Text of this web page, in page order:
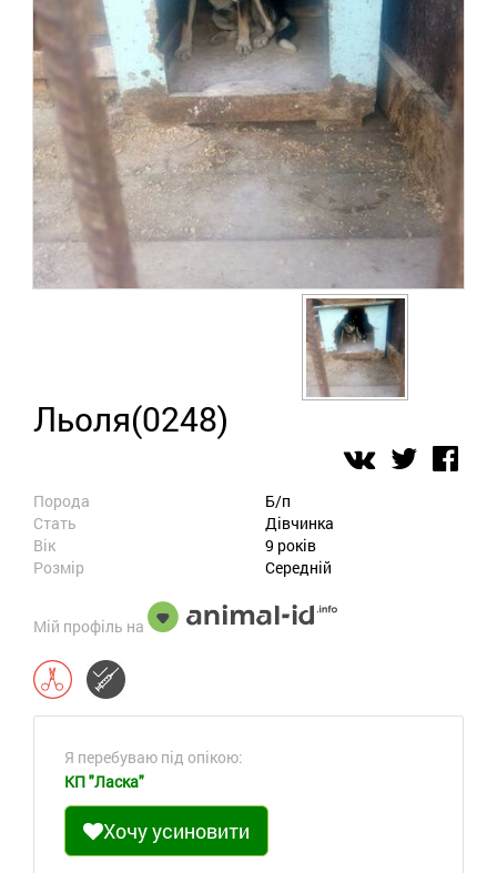
Льоля(0248)
Порода
Б/п
Стать
Дівчинка
Вік
9 років
Розмір
Середній
Мій профіль на
Я перебуваю під опікою:
КП "Ласка"
Хочу усиновити